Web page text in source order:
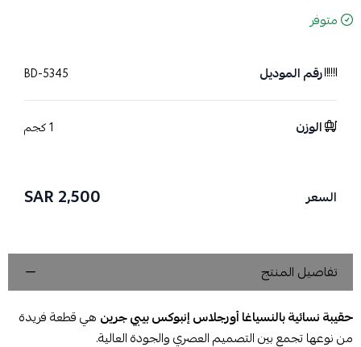
متوفر
رقم الموديل BD-5345
الوزن 1 كجم
السعر 2,500 SAR
تفاصيل المنتج
حقيبة نسائية بالنسياغا أورجلاس إنبوكس بيبي جرين هي قطعة فريدة
من نوعها تجمع بين التصميم العصري والجودة العالية.